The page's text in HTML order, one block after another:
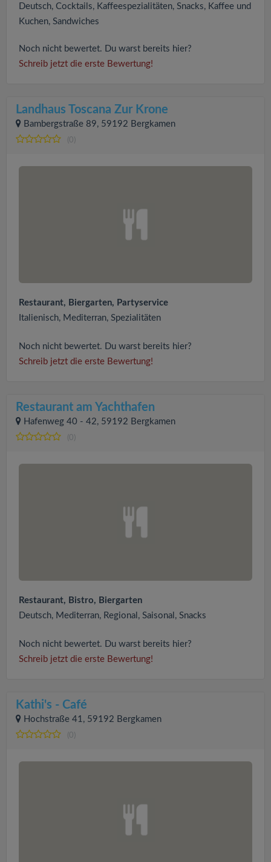
Deutsch, Cocktails, Kaffeespezialitäten, Snacks, Kaffee und
Kuchen, Sandwiches
Noch nicht bewertet. Du warst bereits hier?
Schreib jetzt die erste Bewertung!
Landhaus Toscana Zur Krone
Bambergstraße 89, 59192 Bergkamen
(0)
Restaurant, Biergarten, Partyservice
Italienisch, Mediterran, Spezialitäten
Noch nicht bewertet. Du warst bereits hier?
Schreib jetzt die erste Bewertung!
Restaurant am Yachthafen
Hafenweg 40 - 42, 59192 Bergkamen
(0)
Restaurant, Bistro, Biergarten
Deutsch, Mediterran, Regional, Saisonal, Snacks
Noch nicht bewertet. Du warst bereits hier?
Schreib jetzt die erste Bewertung!
Kathi's - Café
Hochstraße 41, 59192 Bergkamen
(0)